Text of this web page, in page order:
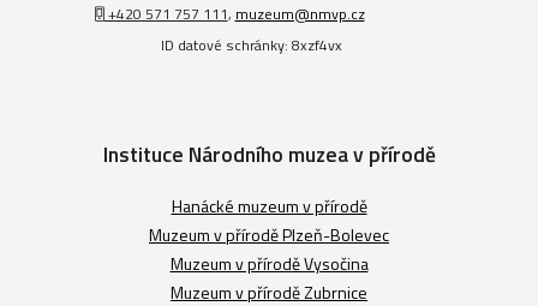
+420 571 757 111, muzeum@nmvp.cz
ID datové schránky: 8xzf4vx
Instituce Národního muzea v přírodě
Hanácké muzeum v přírodě
Muzeum v přírodě Plzeň-Bolevec
Muzeum v přírodě Vysočina
Muzeum v přírodě Zubrnice